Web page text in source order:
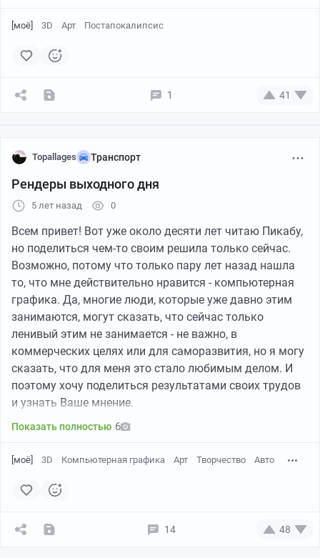
[моё] 3D Арт Постапокалипсис
1 41
Topallages Транспорт
Рендеры выходного дня
5 лет назад 0
Всем привет! Вот уже около десяти лет читаю Пикабу,
но поделиться чем-то своим решила только сейчас.
Возможно, потому что только пару лет назад нашла
то, что мне действительно нравится - компьютерная
графика. Да, многие люди, которые уже давно этим
занимаются, могут сказать, что сейчас только
ленивый этим не занимается - не важно, в
коммерческих целях или для саморазвития, но я могу
сказать, что для меня это стало любимым делом. И
поэтому хочу поделиться результатами своих трудов
и узнать Ваше мнение.
Показать полностью 6
[моё] 3D Компьютерная графика Арт Творчество Авто
14 48